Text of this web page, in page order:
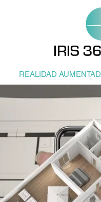
REALIDAD